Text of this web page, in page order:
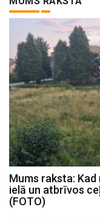
Mums raksta:
ielā un atbrīvos
(FOTO)